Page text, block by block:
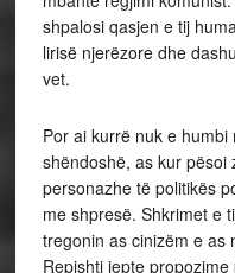
shpalosi qasjen e tij
lirisë njerëzore dhe
vet.
Por ai kurrë nuk e
shëndoshë, as kur pësoi
personazhe të politikës
me shpresë. Shkrimet e
tregonin as cinizëm e as
Repishti jepte